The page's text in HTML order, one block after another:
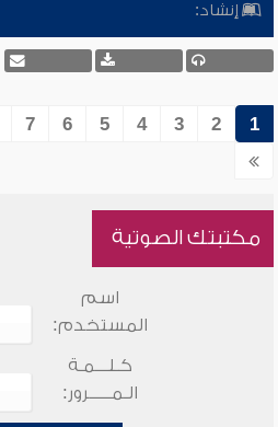
إنشاد:
1
2
3
4
5
6
7
مكتبتك الصوتية
اسم
المستخدم:
كـلـــمـة
الـمـــــرور: